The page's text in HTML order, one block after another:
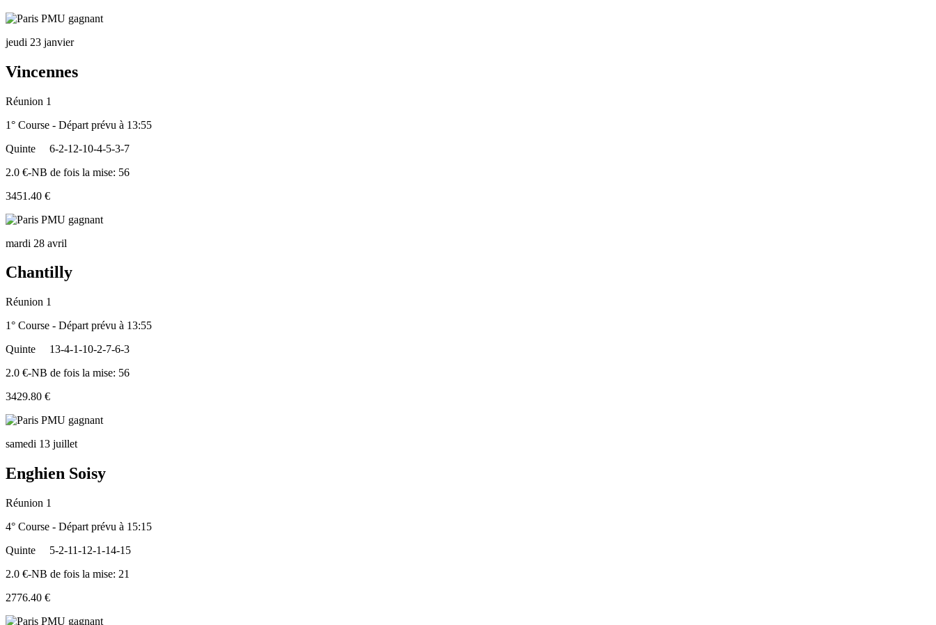
jeudi 23 janvier
Vincennes
Réunion 1
1° Course - Départ prévu à 13:55
Quinte
6-2-12-10-4-5-3-7
2.0 €-NB de fois la mise: 56
3451.40 €
mardi 28 avril
Chantilly
Réunion 1
1° Course - Départ prévu à 13:55
Quinte
13-4-1-10-2-7-6-3
2.0 €-NB de fois la mise: 56
3429.80 €
samedi 13 juillet
Enghien Soisy
Réunion 1
4° Course - Départ prévu à 15:15
Quinte
5-2-11-12-1-14-15
2.0 €-NB de fois la mise: 21
2776.40 €